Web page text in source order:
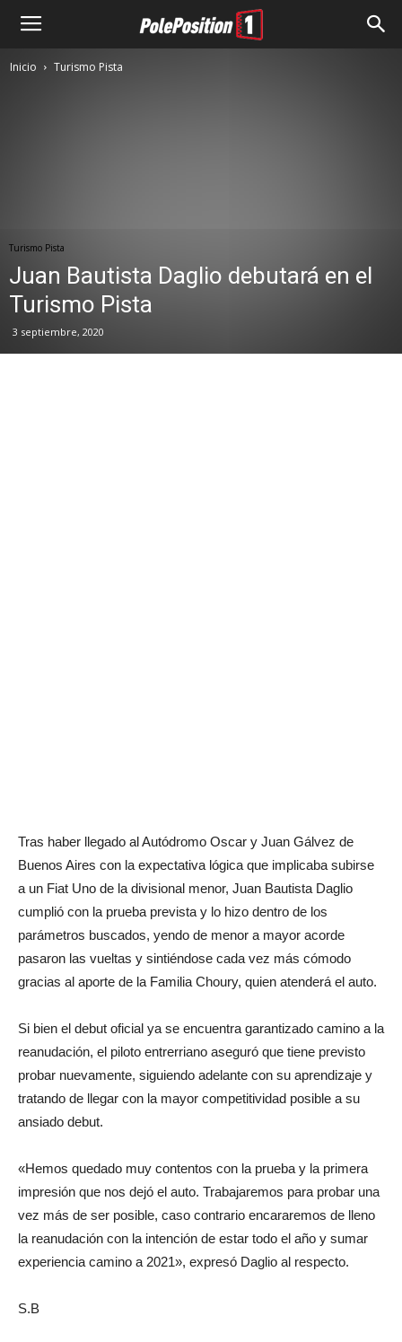
Inicio Turismo Pista
Turismo Pista
Juan Bautista Daglio debutará en el
Turismo Pista
3 septiembre, 2020
Tras haber llegado al Autódromo Oscar y Juan Gálvez de
Buenos Aires con la expectativa lógica que implicaba subirse
a un Fiat Uno de la divisional menor, Juan Bautista Daglio
cumplió con la prueba prevista y lo hizo dentro de los
parámetros buscados, yendo de menor a mayor acorde
pasaron las vueltas y sintiéndose cada vez más cómodo
gracias al aporte de la Familia Choury, quien atenderá el auto.
Si bien el debut oficial ya se encuentra garantizado camino a la
reanudación, el piloto entrerriano aseguró que tiene previsto
probar nuevamente, siguiendo adelante con su aprendizaje y
tratando de llegar con la mayor competitividad posible a su
ansiado debut.
«Hemos quedado muy contentos con la prueba y la primera
impresión que nos dejó el auto. Trabajaremos para probar una
vez más de ser posible, caso contrario encararemos de lleno
la reanudación con la intención de estar todo el año y sumar
experiencia camino a 2021», expresó Daglio al respecto.
S.B